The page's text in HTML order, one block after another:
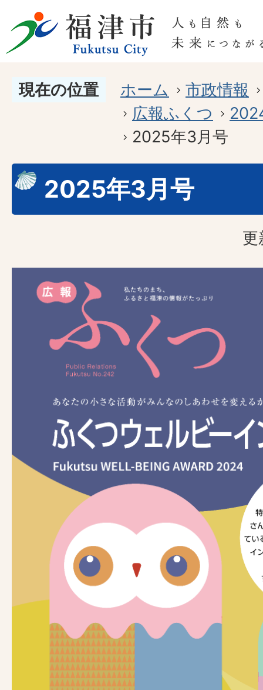
現在の位置 ホーム
市政情報
広報ふくつ
2025年3月号
2025年3月号
更